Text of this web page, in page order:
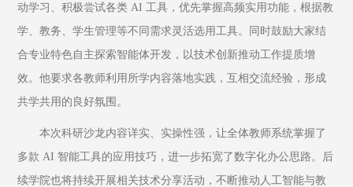
动学习、积极尝试各类 AI 工具，优先掌握高频实用功能，根据教
学、教务、学生管理等不同需求灵活选用工具。同时鼓励大家结
合专业特色自主探索智能体开发，以技术创新推动工作提质增
效。他要求各教师利用所学内容落地实践，互相交流经验，形成
共学共用的良好氛围。
本次科研沙龙内容详实、实操性强，让全体教师系统掌握了
多款 AI 智能工具的应用技巧，进一步拓宽了数字化办公思路。后
续学院也将持续开展相关技术分享活动，不断推动人工智能与教